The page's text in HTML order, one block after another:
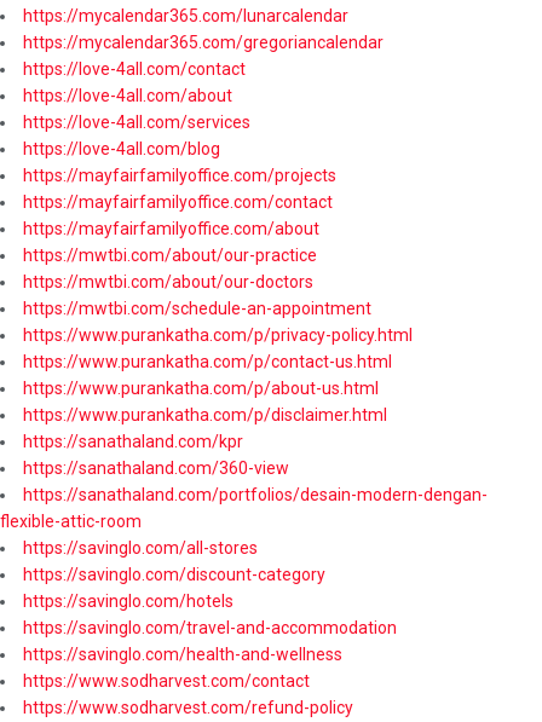
https://mycalendar365.com/lunarcalendar
https://mycalendar365.com/gregoriancalendar
https://love-4all.com/contact
https://love-4all.com/about
https://love-4all.com/services
https://love-4all.com/blog
https://mayfairfamilyoffice.com/projects
https://mayfairfamilyoffice.com/contact
https://mayfairfamilyoffice.com/about
https://mwtbi.com/about/our-practice
https://mwtbi.com/about/our-doctors
https://mwtbi.com/schedule-an-appointment
https://www.purankatha.com/p/privacy-policy.html
https://www.purankatha.com/p/contact-us.html
https://www.purankatha.com/p/about-us.html
https://www.purankatha.com/p/disclaimer.html
https://sanathaland.com/kpr
https://sanathaland.com/360-view
https://sanathaland.com/portfolios/desain-modern-dengan-
flexible-attic-room
https://savinglo.com/all-stores
https://savinglo.com/discount-category
https://savinglo.com/hotels
https://savinglo.com/travel-and-accommodation
https://savinglo.com/health-and-wellness
https://www.sodharvest.com/contact
https://www.sodharvest.com/refund-policy